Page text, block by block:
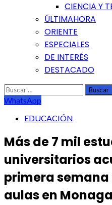
CIENCIA Y
ÚLTIMAHORA
ORIENTE
ESPECIALES
DE INTERÉS
DESTACADO
Buscar:
WhatsApp
EDUCACIÓN
Más de 7 mil
universitarios
primera semana
aulas en